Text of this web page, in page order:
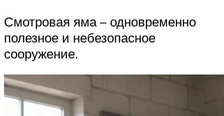
Смотровая яма – одновременно
полезное и небезопасное
сооружение.